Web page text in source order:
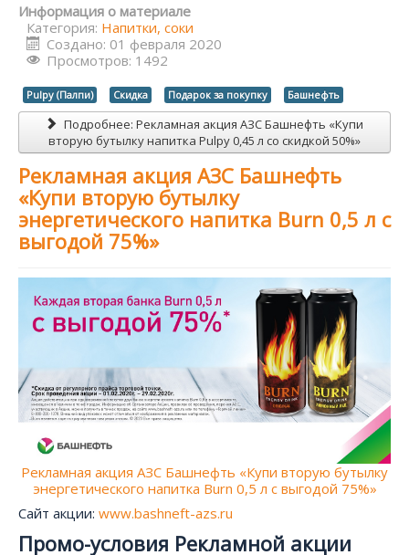
Информация о материале
Категория: Напитки, соки
Создано: 01 февраля 2020
Просмотров: 1492
Pulpy (Палпи) Скидка Подарок за покупку Башнефть
Подробнее: Рекламная акция АЗС Башнефть «Купи
вторую бутылку напитка Pulpy 0,45 л со скидкой 50%»
Рекламная акция АЗС Башнефть
«Купи вторую бутылку
энергетического напитка Burn 0,5 л с
выгодой 75%»
Рекламная акция АЗС Башнефть «Купи вторую бутылку
энергетического напитка Burn 0,5 л с выгодой 75%»
Сайт акции: www.bashneft-azs.ru
Промо-условия Рекламной акции